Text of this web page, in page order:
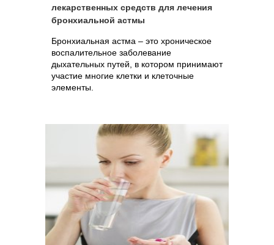
лекарственных средств для лечения
бронхиальной астмы
Бронхиальная астма – это хроническое
воспалительное заболевание
дыхательных путей, в котором принимают
участие многие клетки и клеточные
элементы.